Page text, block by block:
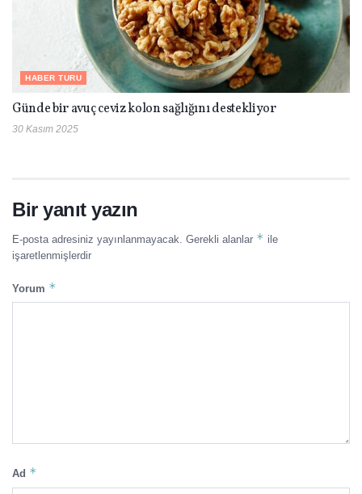
HABER TURU
Günde bir avuç ceviz kolon sağlığını destekliyor
30 Kasım 2025
Bir yanıt yazın
E-posta adresiniz yayınlanmayacak. Gerekli alanlar * ile
işaretlenmişlerdir
Yorum *
Ad *